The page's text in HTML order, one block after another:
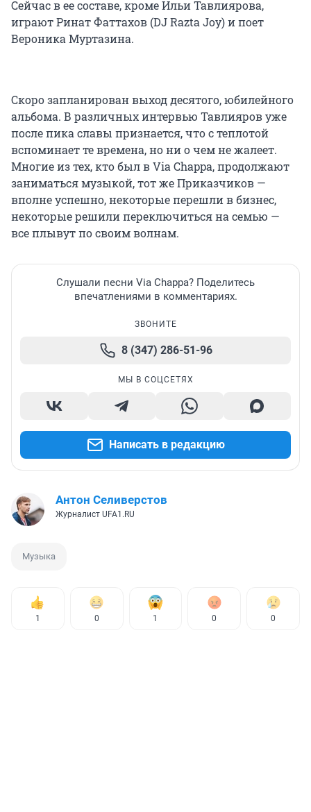
Сейчас в ее составе, кроме Ильи Тавлиярова,
играют Ринат Фаттахов (DJ Razta Joy) и поет
Вероника Муртазина.
Скоро запланирован выход десятого, юбилейного
альбома. В различных интервью Тавлияров уже
после пика славы признается, что с теплотой
вспоминает те времена, но ни о чем не жалеет.
Многие из тех, кто был в Via Chappa, продолжают
заниматься музыкой, тот же Приказчиков —
вполне успешно, некоторые перешли в бизнес,
некоторые решили переключиться на семью —
все плывут по своим волнам.
Слушали песни Via Chappa? Поделитесь
впечатлениями в комментариях.
ЗВОНИТЕ
8 (347) 286-51-96
МЫ В СОЦСЕТЯХ
Написать в редакцию
Антон Селиверстов
Журналист UFA1.RU
Музыка
1 0 1 0 0